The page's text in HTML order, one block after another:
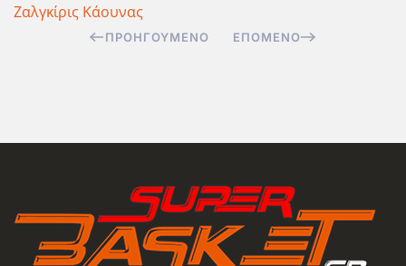
Ζαλγκίρις Κάουνας
ΠΡΟΗΓΟΎΜΕΝΟ ΕΠΌΜΕΝΟ